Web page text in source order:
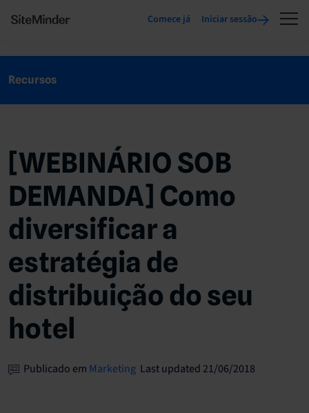
Comece já Iniciar sessão
Recursos
[WEBINÁRIO SOB
DEMANDA] Como
diversificar a
estratégia de
distribuição do seu
hotel
Publicado em Marketing Last updated 21/06/2018